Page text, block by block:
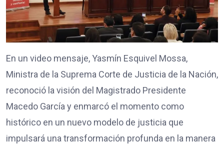
En un video mensaje, Yasmín Esquivel Mossa,
Ministra de la Suprema Corte de Justicia de la Nación,
reconoció la visión del Magistrado Presidente
Macedo García y enmarcó el momento como
histórico en un nuevo modelo de justicia que
impulsará una transformación profunda en la manera